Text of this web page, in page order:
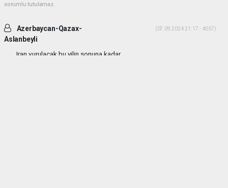
sorumlu tutulamaz.
Azerbaycan-Qazax-
Aslanbeyli
(07.09.2024 21:17 - #257)
Iran vurulacak bu yilin sonuna kadar...